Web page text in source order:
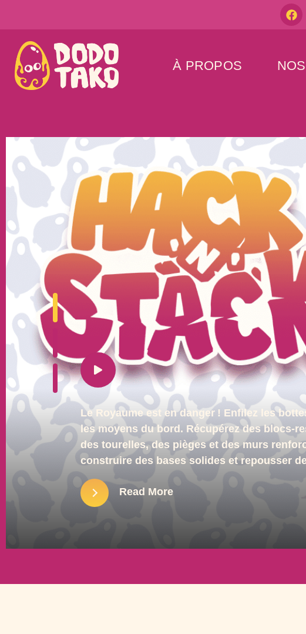
À PROPOS
Le Royaume est en danger ! Enfilez les
les moyens du bord. Récupérez des blocs-
des tourelles, des pièges et des murs
construire des bases solides et repousser
Read More